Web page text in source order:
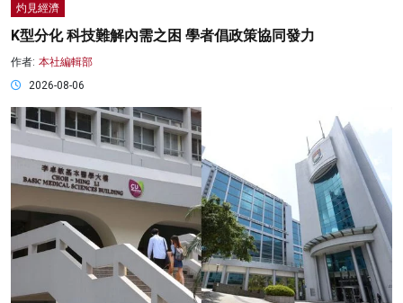
灼見經濟
K型分化 科技難解內需之困 學者倡政策協同發力
作者: 本社編輯部
2026-08-06